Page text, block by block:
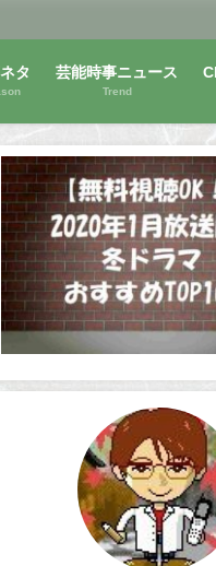
タ 芸能時事ニュース
Trend
動画無料視聴
無料視聴【兄に愛されすぎて困
ってます】ドラマも映画もOK！